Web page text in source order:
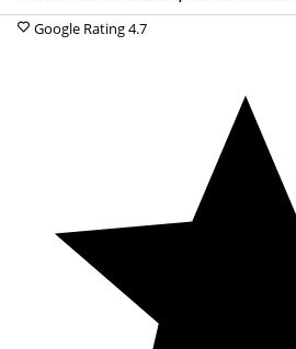
Google Rating4.7